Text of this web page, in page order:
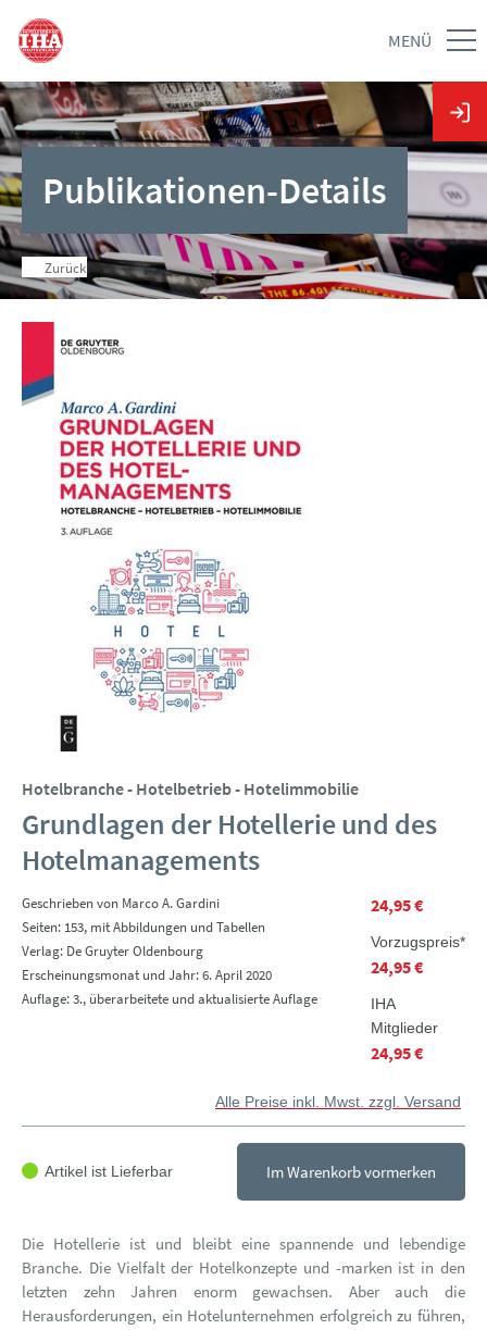
MENÜ
Publikationen-Details
Zurück
Hotelbranche - Hotelbetrieb - Hotelimmobilie
Grundlagen der Hotellerie und des
Hotelmanagements
Geschrieben von Marco A. Gardini
Seiten: 153, mit Abbildungen und Tabellen
Verlag: De Gruyter Oldenbourg
Erscheinungsmonat und Jahr: 6. April 2020
Auflage: 3., überarbeitete und aktualisierte Auflage
24,95 €
Vorzugspreis*
24,95 €
IHA
Mitglieder
24,95 €
Alle Preise inkl. Mwst. zzgl. Versand
Artikel ist Lieferbar Im Warenkorb vormerken
Die Hotellerie ist und bleibt eine spannende und lebendige
Branche. Die Vielfalt der Hotelkonzepte und -marken ist in den
letzten zehn Jahren enorm gewachsen. Aber auch die
Herausforderungen, ein Hotelunternehmen erfolgreich zu führen,